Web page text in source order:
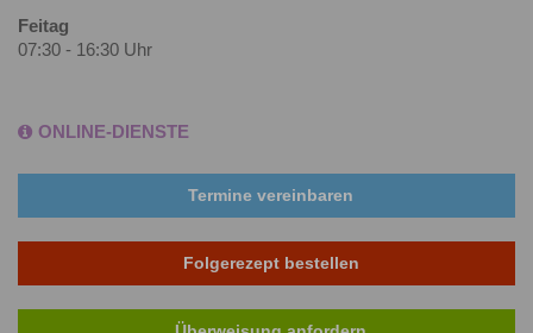
Feitag
07:30 - 16:30 Uhr
ONLINE-DIENSTE
Termine vereinbaren
Folgerezept bestellen